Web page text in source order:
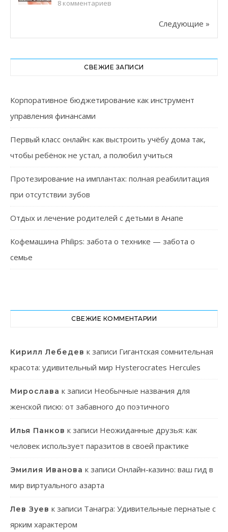
8 комментариев
Следующие »
СВЕЖИЕ ЗАПИСИ
Корпоративное бюджетирование как инструмент
управления финансами
Первый класс онлайн: как выстроить учёбу дома так,
чтобы ребёнок не устал, а полюбил учиться
Протезирование на имплантах: полная реабилитация
при отсутствии зубов
Отдых и лечение родителей с детьми в Анапе
Кофемашина Philips: забота о технике — забота о
семье
СВЕЖИЕ КОММЕНТАРИИ
Кирилл Лебедев к записи Гигантская сомнительная
красота: удивительный мир Hysterocrates Hercules
Мирослава к записи Необычные названия для
женской писю: от забавного до поэтичного
Илья Панков к записи Неожиданные друзья: как
человек использует паразитов в своей практике
Эмилия Иванова к записи Онлайн-казино: ваш гид в
мир виртуального азарта
Лев Зуев к записи Танагра: Удивительные пернатые с
ярким характером